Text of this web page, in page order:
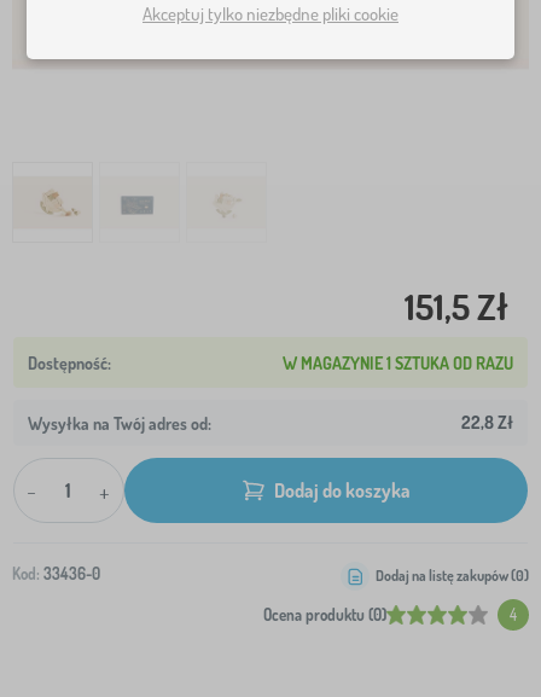
151,5 Zł
W MAGAZYNIE 1 SZTUKA OD RAZU
Wysyłka na Twój adres od: 22,8 Zł
- + Dodaj do koszyka
Kod: 33436-0
Ocena produktu (0) 4
Dodaj na listę zakupów (0)
Akceptuj tylko niezbędne pliki cookie